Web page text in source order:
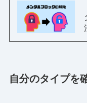
自分のタイプを